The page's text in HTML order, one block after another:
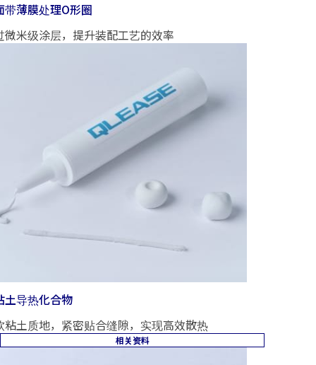
带薄膜处理O形圈
微米级涂层，提升装配工艺的效率
土导热化合物
粘土质地，紧密贴合缝隙，实现高效散热
相关资料